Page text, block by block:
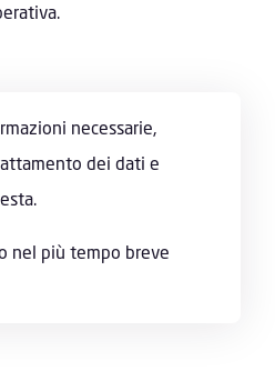
necessarie,
dei dati e
nel più tempo breve